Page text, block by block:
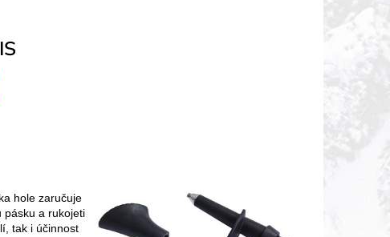
hole zaručuje
pásku a rukojeti
tak i účinnost